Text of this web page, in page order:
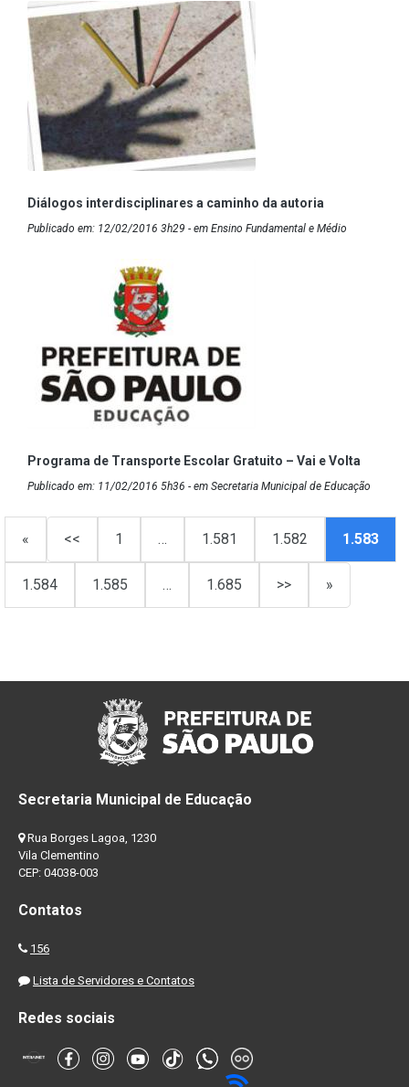
Diálogos interdisciplinares a caminho da autoria
Publicado em: 12/02/2016 3h29 - em Ensino Fundamental e Médio
Programa de Transporte Escolar Gratuito – Vai e Volta
Publicado em: 11/02/2016 5h36 - em Secretaria Municipal de Educação
« << 1 … 1.581 1.582 1.583
1.584 1.585 … 1.685 >> »
Secretaria Municipal de Educação
Rua Borges Lagoa, 1230
Vila Clementino
CEP: 04038-003
Contatos
156
Lista de Servidores e Contatos
Redes sociais